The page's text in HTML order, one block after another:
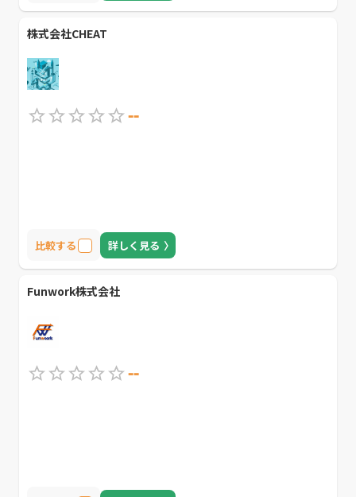
株式会社CHEAT
--
比較する 詳しく見る
Funwork株式会社
--